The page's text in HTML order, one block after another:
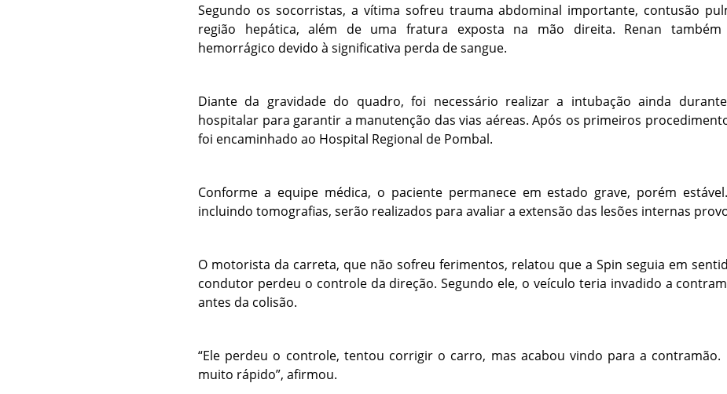
Segundo os socorristas, a vítima sofreu trauma abdominal importante, contusão
região hepática, além de uma fratura exposta na mão direita. Renan também
hemorrágico devido à significativa perda de sangue.
Diante da gravidade do quadro, foi necessário realizar a intubação ainda
hospitalar para garantir a manutenção das vias aéreas. Após os primeiros
foi encaminhado ao Hospital Regional de Pombal.
Conforme a equipe médica, o paciente permanece em estado grave, porém
incluindo tomografias, serão realizados para avaliar a extensão das lesões internas
O motorista da carreta, que não sofreu ferimentos, relatou que a Spin seguia em
condutor perdeu o controle da direção. Segundo ele, o veículo teria invadido a
antes da colisão.
“Ele perdeu o controle, tentou corrigir o carro, mas acabou vindo para a contramão.
muito rápido”, afirmou.